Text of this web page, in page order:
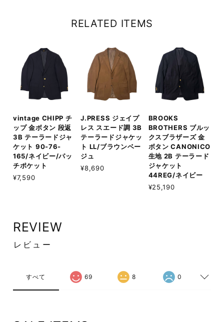
RELATED ITEMS
vintage CHIPP チ
ップ 金ボタン 段返
3B テーラードジャ
ケット 90-76-
165/ネイビー/パッ
チポケット
¥7,590
J.PRESS ジェイプ
レス スエード調 3B
テーラードジャケッ
ト LL/ブラウンベー
ジュ
¥8,690
BROOKS
BROTHERS ブルッ
クスブラザーズ 金
ボタン CANONICO
生地 2B テーラード
ジャケット
44REG/ネイビー
¥25,190
REVIEW
レビュー
すべて 69 8 0